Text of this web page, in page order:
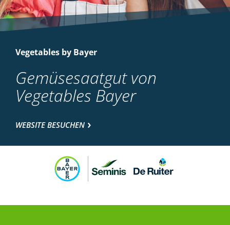
Vegetables by Bayer
Gemüsesaatgut von
Vegetables Bayer
WEBSITE BESUCHEN